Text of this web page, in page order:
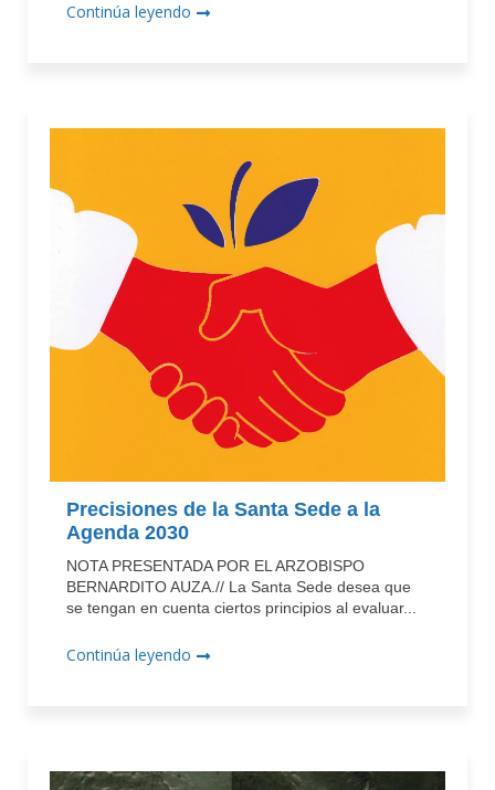
Continúa leyendo
Precisiones de la Santa Sede a la
Agenda 2030
NOTA PRESENTADA POR EL ARZOBISPO
BERNARDITO AUZA.// La Santa Sede desea que
se tengan en cuenta ciertos principios al evaluar...
Continúa leyendo